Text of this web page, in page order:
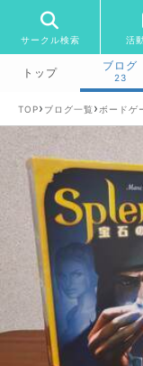
サークル検索 活
トップ
ブログ
23
TOP› ブログ一覧 › ボードゲ